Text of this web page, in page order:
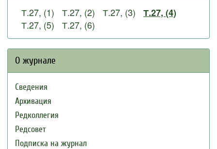
Т.27, (1) Т.27, (2) Т.27, (3)
Т.27, (4)
Т.27, (5)
Т.27, (6)
О журнале
Сведения
Архивация
Редколлегия
Редсовет
Подписка на журнал